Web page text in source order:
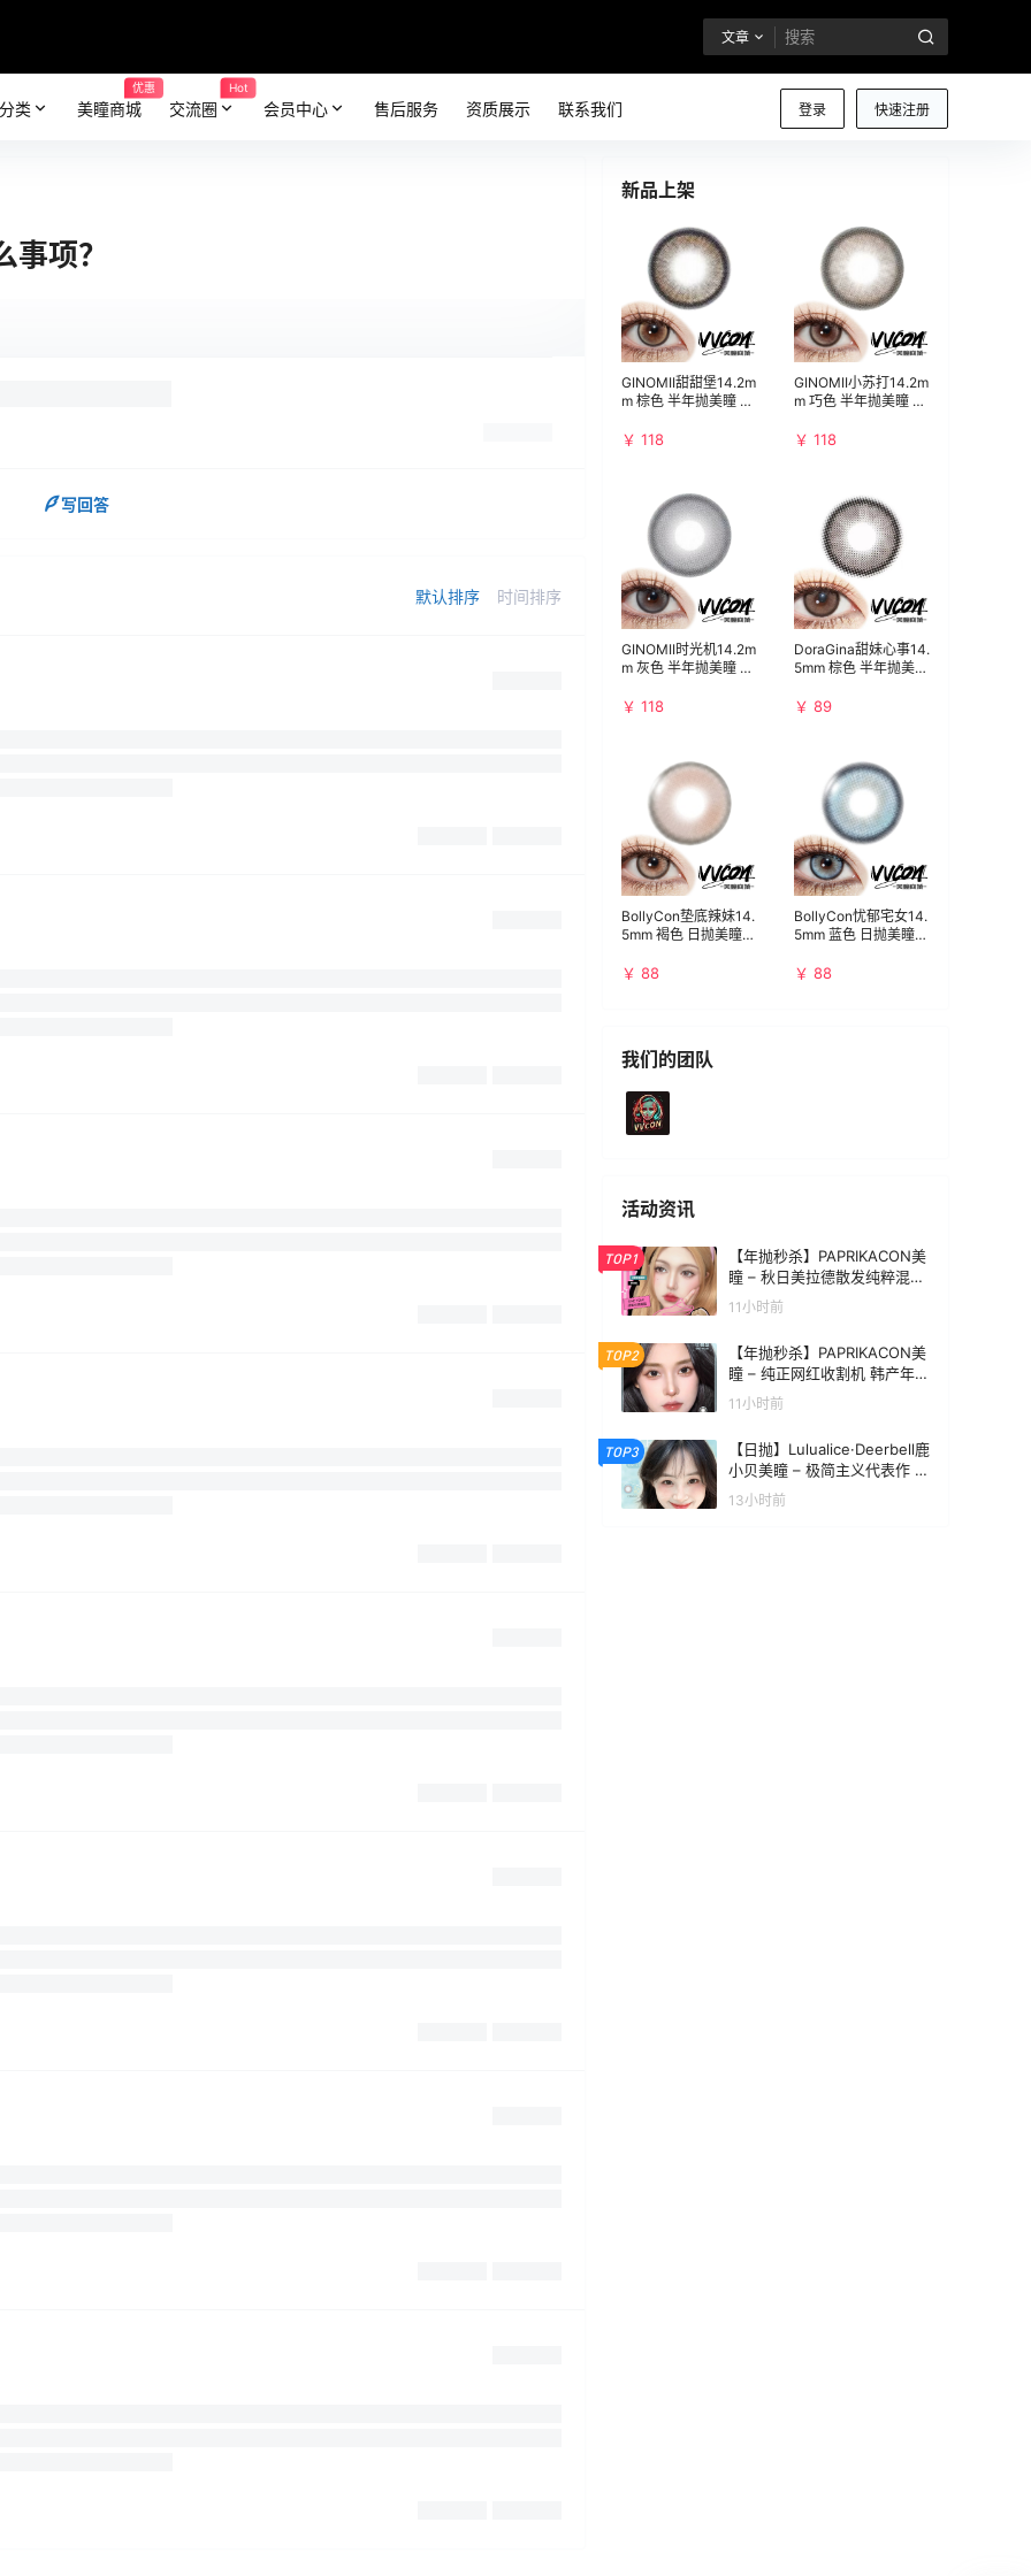
文章
登录 快速注册
类 美瞳商城
优惠
交流圈
Hot
会员中心 售后服务 资质展示 联系我们
项？
写回答
默认排序 时间排序
新品上架
GINOMII甜甜堡14.2m
m 棕色 半年抛美瞳 水
￥ 118
GINOMII小苏打14.2m
m 巧色 半年抛美瞳 水
￥ 118
GINOMII时光机14.2m
m 灰色 半年抛美瞳 水
￥ 118
DoraGina甜妹心事14.
5mm 棕色 半年抛美瞳
￥ 89
BollyCon垫底辣妹14.
5mm 褐色 日抛美瞳
美瞳
￥ 88
BollyCon忧郁宅女14.
5mm 蓝色 日抛美瞳
猫眼
￥ 88
我们的团队
活动资讯
TOP1
【年抛秒杀】PAPRIKACON美
瞳 – 秋日美拉德散发纯粹混血
魅力 超级囤货价速抢
11小时前
TOP2
【年抛秒杀】PAPRIKACON美
瞳 – 纯正网红收割机 韩产年抛
最后清仓
11小时前
TOP3
【日抛】Lulualice·Deerbell鹿
小贝美瞳 – 极简主义代表作 日
常嫩颜学院派优等生
13小时前